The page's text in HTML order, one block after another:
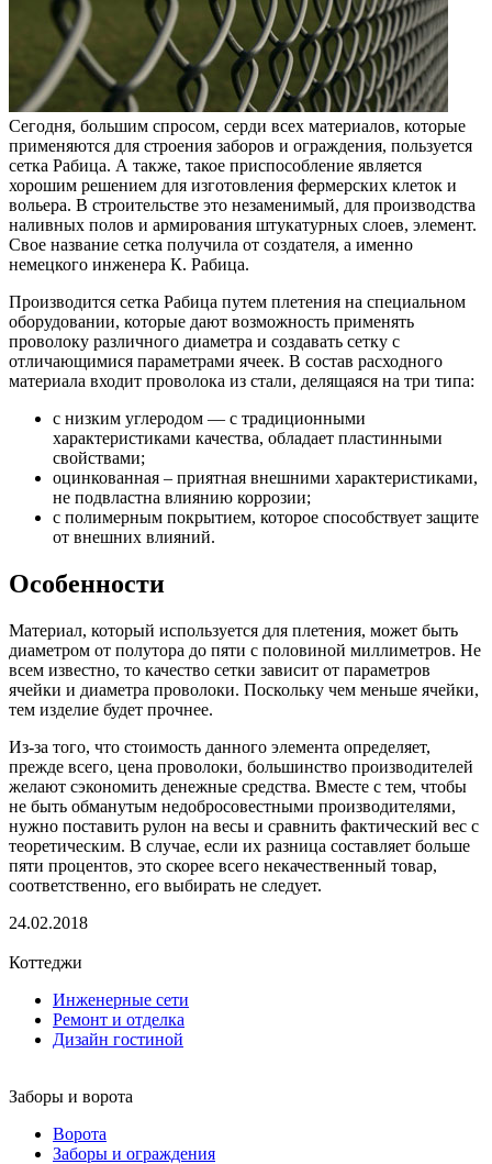
Сегодня, большим спросом, серди всех материалов, которые
применяются для строения заборов и ограждения, пользуется
сетка Рабица. А также, такое приспособление является
хорошим решением для изготовления фермерских клеток и
вольера. В строительстве это незаменимый, для производства
наливных полов и армирования штукатурных слоев, элемент.
Свое название сетка получила от создателя, а именно
немецкого инженера К. Рабица.
Производится сетка Рабица путем плетения на специальном
оборудовании, которые дают возможность применять
проволоку различного диаметра и создавать сетку с
отличающимися параметрами ячеек. В состав расходного
материала входит проволока из стали, делящаяся на три типа:
с низким углеродом — с традиционными
характеристиками качества, обладает пластинными
свойствами;
оцинкованная – приятная внешними характеристиками,
не подвластна влиянию коррозии;
с полимерным покрытием, которое способствует защите
от внешних влияний.
Особенности
Материал, который используется для плетения, может быть
диаметром от полутора до пяти с половиной миллиметров. Не
всем известно, то качество сетки зависит от параметров
ячейки и диаметра проволоки. Поскольку чем меньше ячейки,
тем изделие будет прочнее.
Из-за того, что стоимость данного элемента определяет,
прежде всего, цена проволоки, большинство производителей
желают сэкономить денежные средства. Вместе с тем, чтобы
не быть обманутым недобросовестными производителями,
нужно поставить рулон на весы и сравнить фактический вес с
теоретическим. В случае, если их разница составляет больше
пяти процентов, это скорее всего некачественный товар,
соответственно, его выбирать не следует.
24.02.2018
Коттеджи
Инженерные сети
Ремонт и отделка
Дизайн гостиной
Заборы и ворота
Ворота
Заборы и ограждения